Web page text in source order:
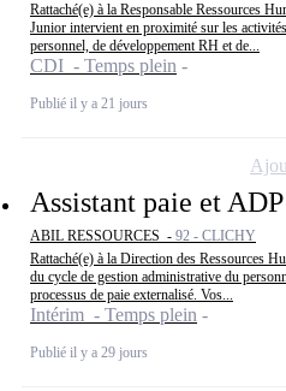
Rattaché(e) à la Responsable Ressources
Junior intervient en proximité sur les
personnel, de développement RH et de...
CDI - Temps plein
Publié il y a 21 jours
Assistant paie et
ABIL RESSOURCES - 92 - CLICHY
Rattaché(e) à la Direction des Ressources
du cycle de gestion administrative du
processus de paie externalisé. Vos...
Intérim - Temps plein
Publié il y a 29 jours